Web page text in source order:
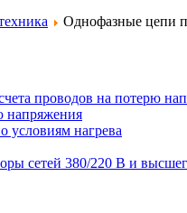
Однофазные цепи
проводов на потерю
напряжения
условиям нагрева
сетей 380/220 В и